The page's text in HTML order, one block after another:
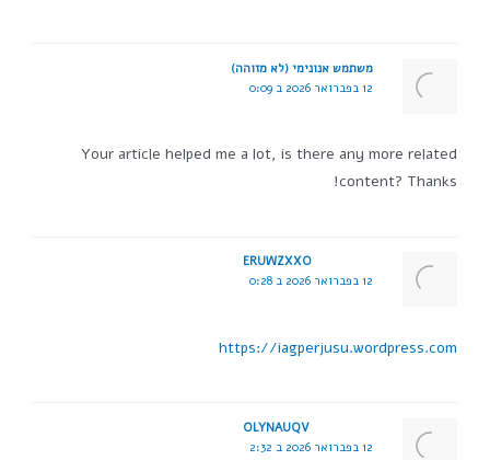
משתמש אנונימי (לא מזוהה)
12 בפברואר 2026 ב 0:09
Your article helped me a lot, is there any more related
content? Thanks!
ERUWZXXO
12 בפברואר 2026 ב 0:28
https://iagperjusu.wordpress.com
OLYNAUQV
12 בפברואר 2026 ב 2:32